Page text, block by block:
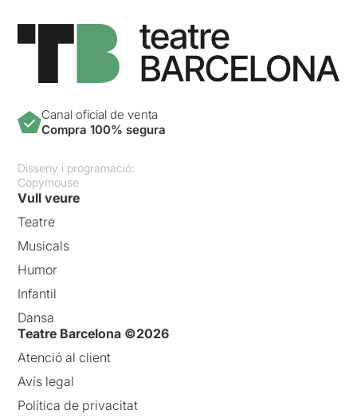
Canal oficial de venta
Compra 100% segura
Disseny i programació:
Copymouse
Vull veure
Teatre
Musicals
Humor
Infantil
Dansa
Teatre Barcelona ©2026
Atenció al client
Avís legal
Política de privacitat